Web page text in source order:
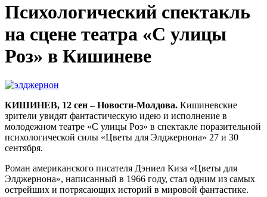
Психологический спектакль
на сцене театра «С улицы
Роз» в Кишиневе
КИШИНЕВ, 12 сен – Новости-Молдова. Кишиневские
зрители увидят фантастическую идею и исполнение в
молодежном театре «С улицы Роз» в спектакле поразительной
психологической силы «Цветы для Элджернона» 27 и 30
сентября.
Роман американского писателя Дэниел Киза «Цветы для
Элджернона», написанный в 1966 году, стал одним из самых
острейших и потрясающих историй в мировой фантастике.